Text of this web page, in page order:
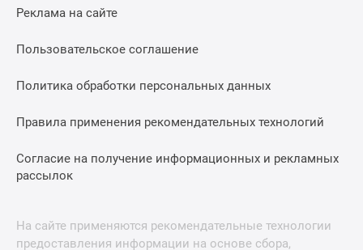
Реклама на сайте
Пользовательское соглашение
Политика обработки персональных данных
Правила применения рекомендательных технологий
Согласие на получение информационных и рекламных
рассылок
На сайте применяются рекомендательные технологии
предоставления информации на основе сбора,